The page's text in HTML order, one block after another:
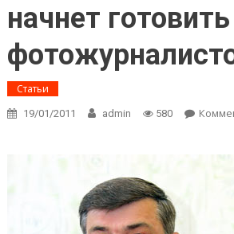
начнет готовить
Статьи
19/01/2011 admin 580